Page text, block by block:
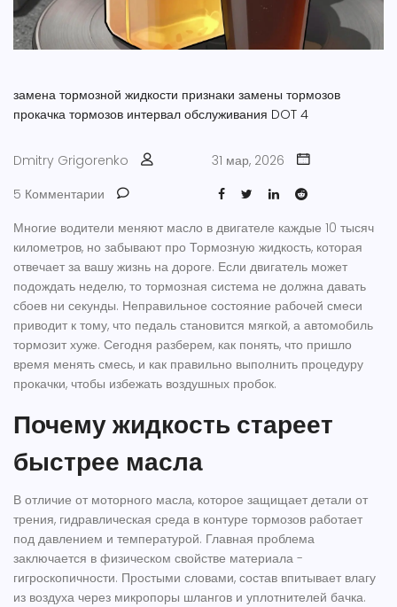
замена тормозной жидкости признаки замены тормозов
прокачка тормозов интервал обслуживания DOT 4
Dmitry Grigorenko
31 мар, 2026
5 Комментарии
Многие водители меняют масло в двигателе каждые 10 тысяч
километров, но забывают про Тормозную жидкость, которая
отвечает за вашу жизнь на дороге. Если двигатель может
подождать неделю, то тормозная система не должна давать
сбоев ни секунды. Неправильное состояние рабочей смеси
приводит к тому, что педаль становится мягкой, а автомобиль
тормозит хуже. Сегодня разберем, как понять, что пришло
время менять смесь, и как правильно выполнить процедуру
прокачки, чтобы избежать воздушных пробок.
Почему жидкость стареет
быстрее масла
В отличие от моторного масла, которое защищает детали от
трения, гидравлическая среда в контуре тормозов работает
под давлением и температурой. Главная проблема
заключается в физическом свойстве материала -
гигроскопичности. Простыми словами, состав впитывает влагу
из воздуха через микропоры шлангов и уплотнителей бачка.